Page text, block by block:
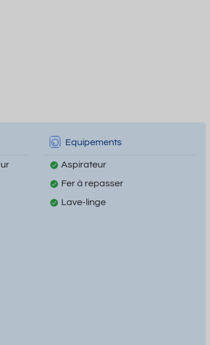
Equipements
Aspirateur
Fer à repasser
Lave-linge